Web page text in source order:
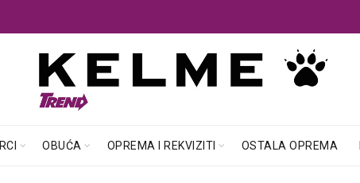
OBUĆA OPREMA I REKVIZITI OSTALA OPREMA